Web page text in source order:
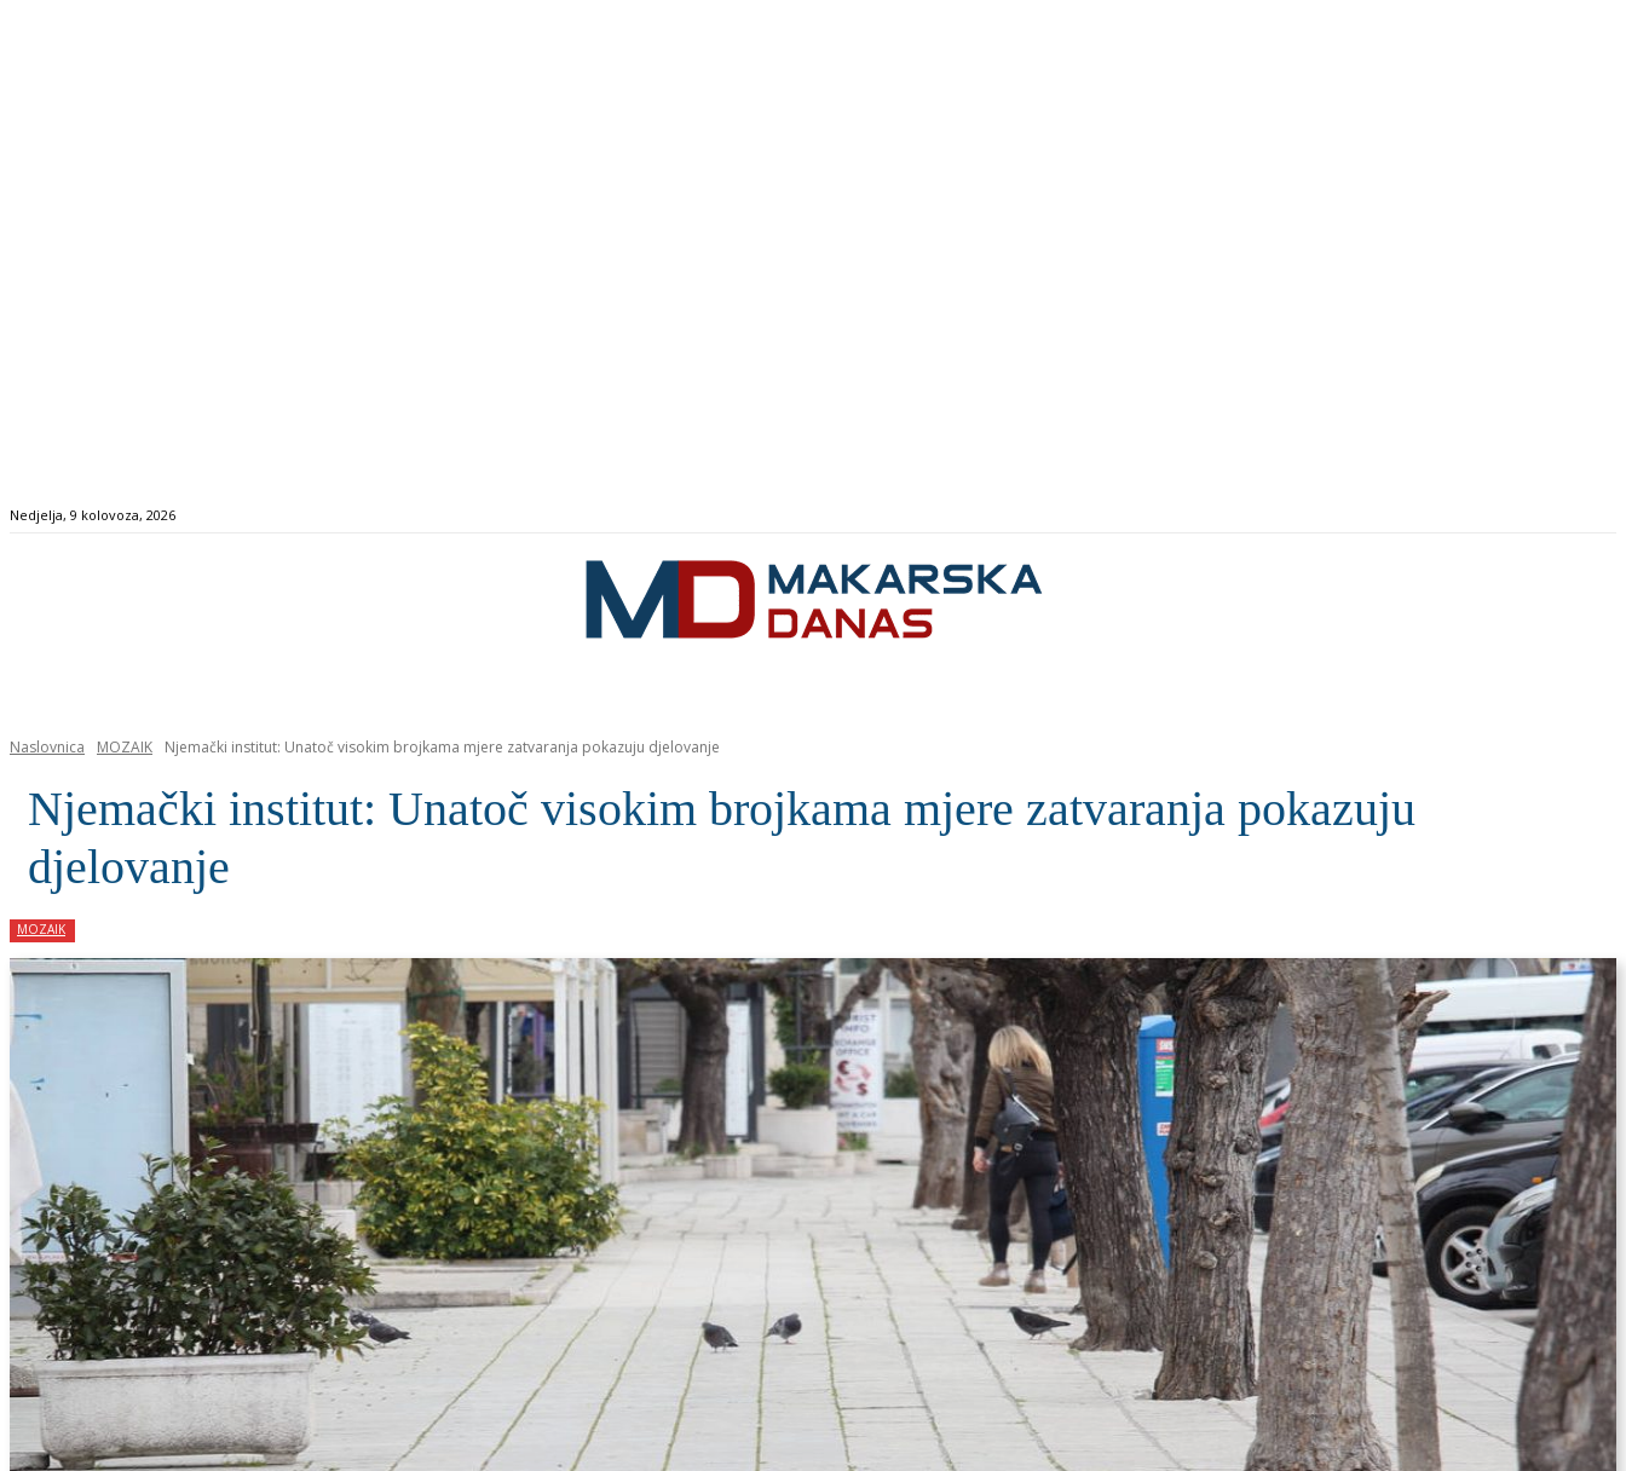
Nedjelja, 9 kolovoza, 2026
Naslovnica MOZAIK Njemački institut: Unatoč visokim brojkama mjere zatvaranja pokazuju djelovanje
Njemački institut: Unatoč visokim brojkama mjere zatvaranja pokazuju
djelovanje
MOZAIK